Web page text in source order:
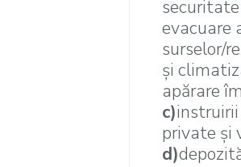
evacuare
surselor/
şi
apărare
c)
private şi
d)